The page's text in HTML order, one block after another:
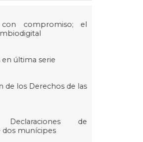
compromiso; el
en última serie
de los Derechos de las
de
dos munícipes